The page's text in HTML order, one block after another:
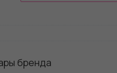
бренда